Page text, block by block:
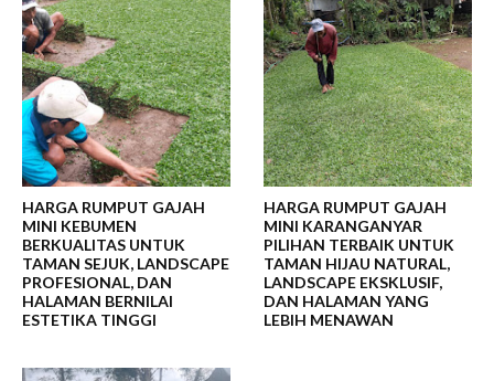
HARGA RUMPUT GAJAH
MINI KEBUMEN
BERKUALITAS UNTUK
TAMAN SEJUK, LANDSCAPE
PROFESIONAL, DAN
HALAMAN BERNILAI
ESTETIKA TINGGI
HARGA RUMPUT GAJAH
MINI KARANGANYAR
PILIHAN TERBAIK UNTUK
TAMAN HIJAU NATURAL,
LANDSCAPE EKSKLUSIF,
DAN HALAMAN YANG
LEBIH MENAWAN